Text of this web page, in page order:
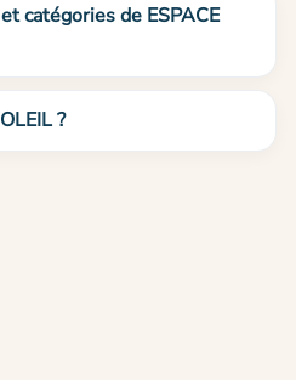
catégories de ESPACE
?